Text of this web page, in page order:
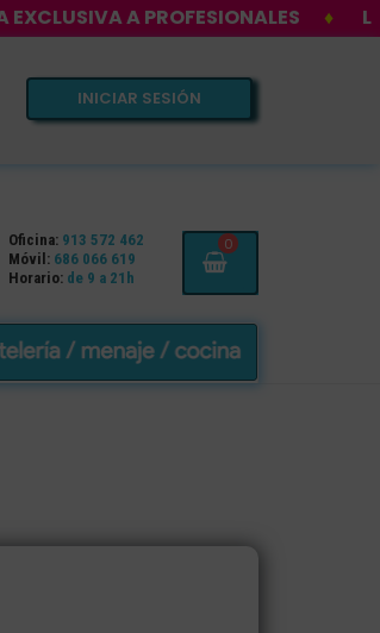
A PROFESIONALES ♦ LOS
INICIAR SESIÓN
Oficina: 913 572 462
Móvil: 686 066 619
Horario: de 9 a 21h
0